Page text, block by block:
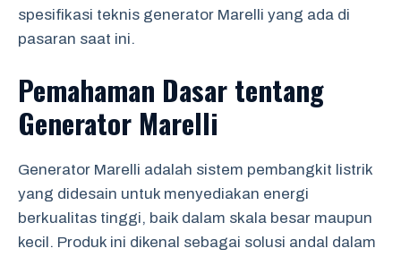
spesifikasi teknis generator Marelli yang ada di
pasaran saat ini.
Pemahaman Dasar tentang
Generator Marelli
Generator Marelli adalah sistem pembangkit listrik
yang didesain untuk menyediakan energi
berkualitas tinggi, baik dalam skala besar maupun
kecil. Produk ini dikenal sebagai solusi andal dalam